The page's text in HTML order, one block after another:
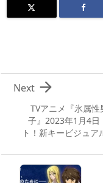
TVアニメ『氷属
子』2023年1月4日
ト！新キービジュア

Next